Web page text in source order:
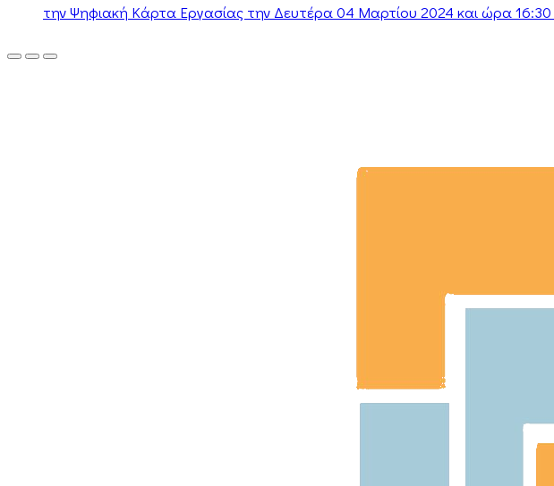
την Ψηφιακή Κάρτα Εργασίας την Δευτέρα 04 Μαρτίου 2024 και ώρα